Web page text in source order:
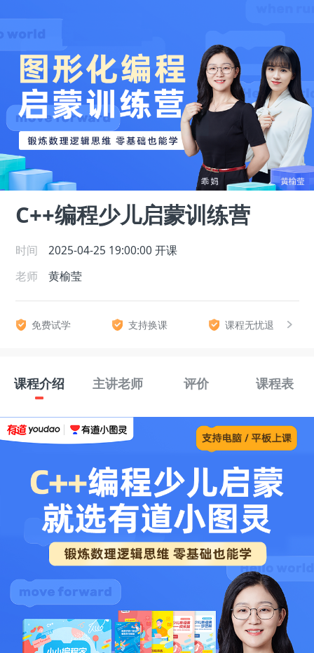
C++编程少儿启蒙训练营
时间 2025-04-25 19:00:00 开课
老师
黄榆莹
免费试学 支持换课 课程无忧退
课程介绍 主讲老师 评价 课程表